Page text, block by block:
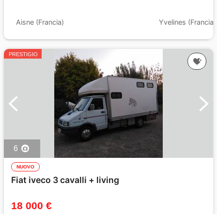
Aisne (Francia) Yvelines (Francia)
PRESTIGIO
6
NUOVO
Fiat iveco 3 cavalli + living
18 000 €